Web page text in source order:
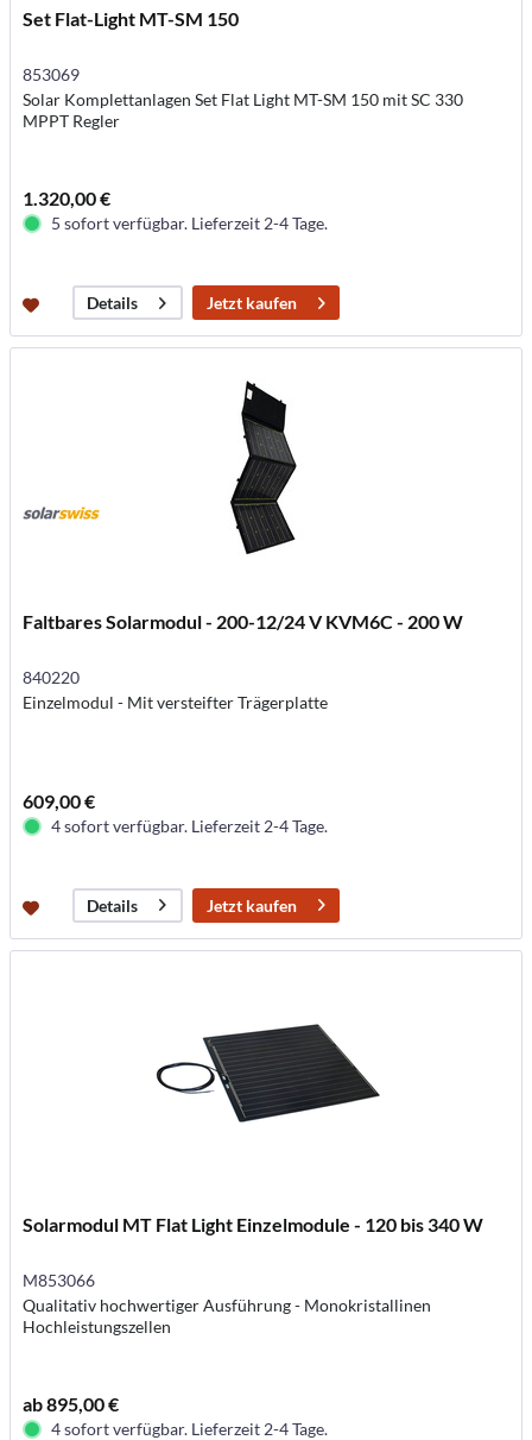
Set Flat-Light MT-SM 150
853069
Solar Komplettanlagen Set Flat Light MT-SM 150 mit SC 330
MPPT Regler
1.320,00 €
5 sofort verfügbar. Lieferzeit 2-4 Tage.
Details Jetzt kaufen
Faltbares Solarmodul - 200-12/24 V KVM6C - 200 W
840220
Einzelmodul - Mit versteifter Trägerplatte
609,00 €
4 sofort verfügbar. Lieferzeit 2-4 Tage.
Details Jetzt kaufen
Solarmodul MT Flat Light Einzelmodule - 120 bis 340 W
M853066
Qualitativ hochwertiger Ausführung - Monokristallinen
Hochleistungszellen
ab 895,00 €
4 sofort verfügbar. Lieferzeit 2-4 Tage.